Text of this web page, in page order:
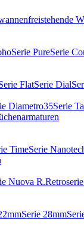
freistehende
Serie PureSerie
FlatSerie Dial
Diametro35Serie
TimeSerie
Nuova R.
Serie 28mm